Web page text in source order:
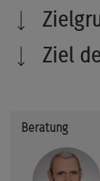
Bewertung
Bewertung
Ziel
Beratung